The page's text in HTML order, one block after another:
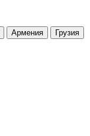
Армения
Грузия